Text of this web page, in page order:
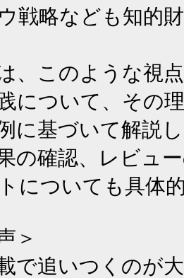
戦略なども知的
、このような視
について、その
に基づいて解説
の確認、レビュ
についても具体
＞
で追いつくのが